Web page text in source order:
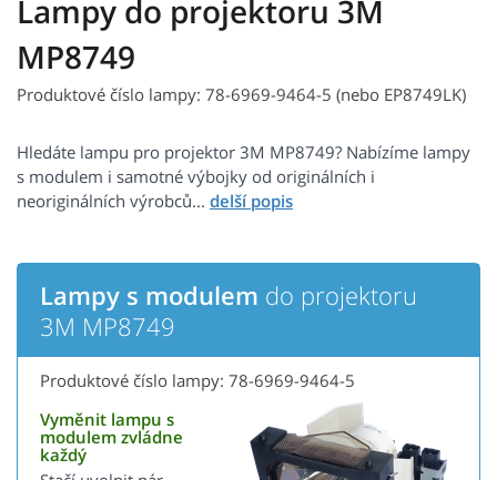
Lampy do projektoru 3M
MP8749
Produktové číslo lampy: 78-6969-9464-5 (nebo EP8749LK)
Hledáte lampu pro projektor 3M MP8749? Nabízíme lampy
s modulem i samotné výbojky od originálních i
neoriginálních výrobců...
Lampy s modulem do projektoru
3M MP8749
Produktové číslo lampy: 78-6969-9464-5
Vyměnit lampu s
modulem zvládne
každý